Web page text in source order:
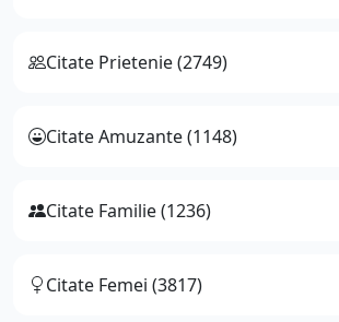
Citate Prietenie (2749)
Citate Amuzante (1148)
Citate Familie (1236)
Citate Femei (3817)